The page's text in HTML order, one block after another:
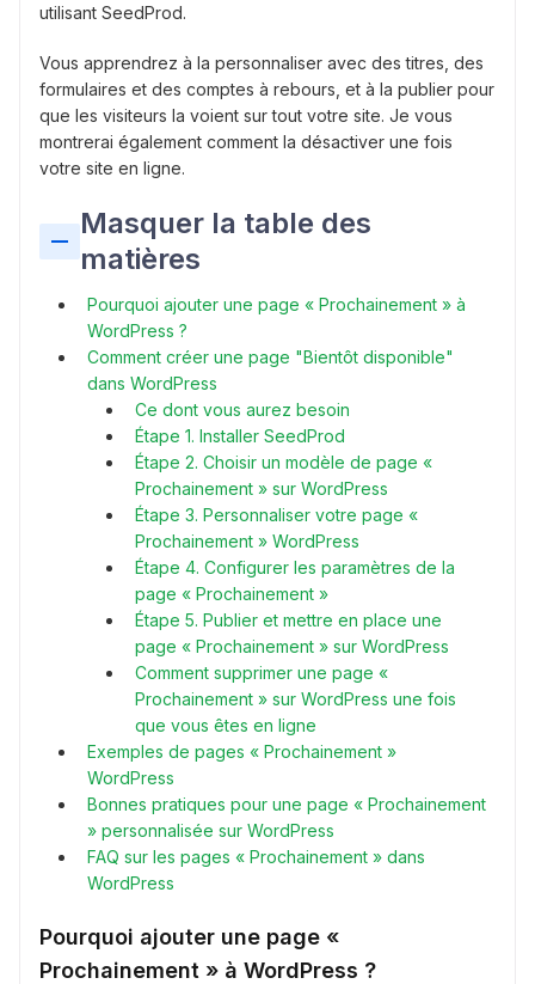
utilisant SeedProd.
Vous apprendrez à la personnaliser avec des titres, des
formulaires et des comptes à rebours, et à la publier pour
que les visiteurs la voient sur tout votre site. Je vous
montrerai également comment la désactiver une fois
votre site en ligne.
Masquer la table des
matières
Pourquoi ajouter une page « Prochainement » à
WordPress ?
Comment créer une page "Bientôt disponible"
dans WordPress
Ce dont vous aurez besoin
Étape 1. Installer SeedProd
Étape 2. Choisir un modèle de page «
Prochainement » sur WordPress
Étape 3. Personnaliser votre page «
Prochainement » WordPress
Étape 4. Configurer les paramètres de la
page « Prochainement »
Étape 5. Publier et mettre en place une
page « Prochainement » sur WordPress
Comment supprimer une page «
Prochainement » sur WordPress une fois
que vous êtes en ligne
Exemples de pages « Prochainement »
WordPress
Bonnes pratiques pour une page « Prochainement
» personnalisée sur WordPress
FAQ sur les pages « Prochainement » dans
WordPress
Pourquoi ajouter une page «
Prochainement » à WordPress ?